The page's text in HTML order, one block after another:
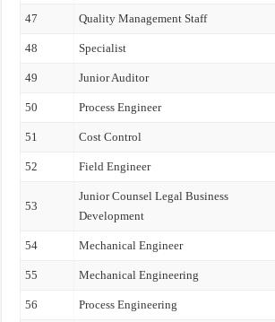
47 Quality Management Staff
48 Specialist
49 Junior Auditor
50 Process Engineer
51 Cost Control
52 Field Engineer
53
Junior Counsel Legal Business
Development
54 Mechanical Engineer
55 Mechanical Engineering
56 Process Engineering